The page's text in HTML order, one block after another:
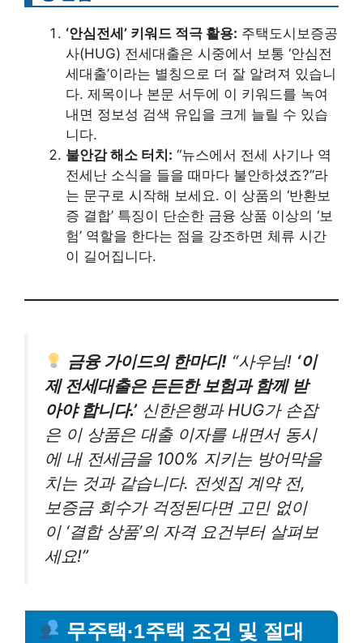
‘안심전세’ 키워드 적극 활용: 주택도시보증공
사(HUG) 전세대출은 시중에서 보통 ‘안심전
세대출’이라는 별칭으로 더 잘 알려져 있습니
다. 제목이나 본문 서두에 이 키워드를 녹여
내면 정보성 검색 유입을 크게 늘릴 수 있습
니다.
불안감 해소 터치: “뉴스에서 전세 사기나 역
전세난 소식을 들을 때마다 불안하셨죠?”라
는 문구로 시작해 보세요. 이 상품의 ‘반환보
증 결합’ 특징이 단순한 금융 상품 이상의 ‘보
험’ 역할을 한다는 점을 강조하면 체류 시간
이 길어집니다.
금융 가이드의 한마디! “사우님! ‘이
제 전세대출은 든든한 보험과 함께 받
아야 합니다.’신한은행과 HUG가 손잡
은 이 상품은 대출 이자를 내면서 동시
에 내 전세금을 100% 지키는 방어막을
치는 것과 같습니다. 전셋집 계약 전,
보증금 회수가 걱정된다면 고민 없이
이 ‘결합 상품’의 자격 요건부터 살펴보
세요!”
무주택·1주택 조건 및 절대